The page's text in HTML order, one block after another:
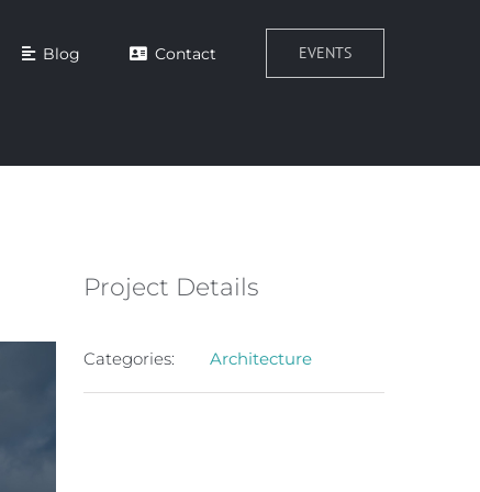
Blog Contact EVENTS
Project Details
Categories: Architecture